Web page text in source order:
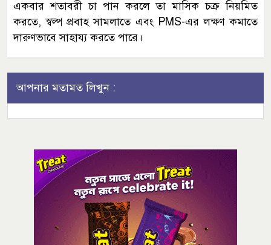
একবার শতাবরী চা পান করলে তা মাসিক চক্র নিয়মিত
করতে, স্বল্প প্রবাহ সামলাতে এবং PMS-এর লক্ষণ কমাতে
দারুণভাবে সাহায্য করতে পারে।
আপনার মতামত লিখুন :